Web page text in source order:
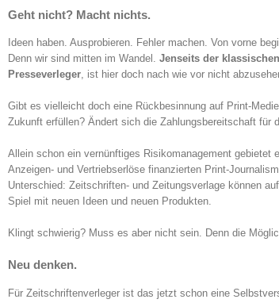
Geht nicht? Macht nichts.
Ideen haben. Ausprobieren. Fehler machen. Von vorne
Denn wir sind mitten im Wandel. Jenseits der
Presseverleger, ist hier doch nach wie vor nicht
Gibt es vielleicht doch eine Rückbesinnung auf Print-
Zukunft erfüllen? Ändert sich die Zahlungsbereitschaft
Allein schon ein vernünftiges Risikomanagement
Anzeigen- und Vertriebserlöse finanzierten Print-
Unterschied: Zeitschriften- und Zeitungsverlage können
Spiel mit neuen Ideen und neuen Produkten.
Klingt schwierig? Muss es aber nicht sein. Denn die
Neu denken.
Für Zeitschriftenverleger ist das jetzt schon eine